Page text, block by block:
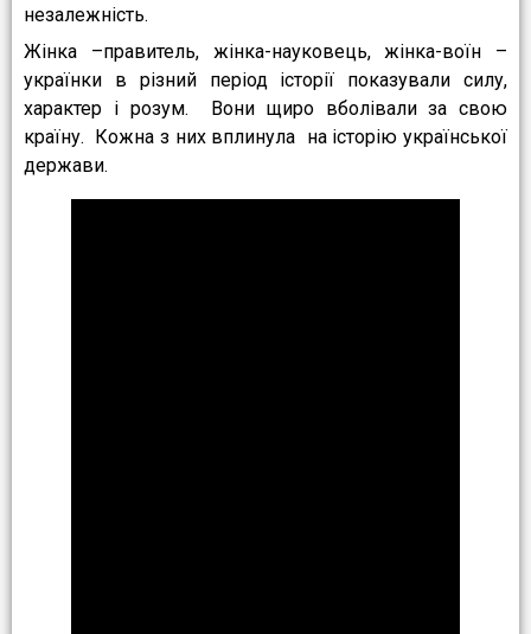
незалежність.
Жінка –правитель, жінка-науковець, жінка-воїн –
українки в різний період історії показували силу,
характер і розум. Вони щиро вболівали за свою
країну. Кожна з них вплинула на історію української
держави.